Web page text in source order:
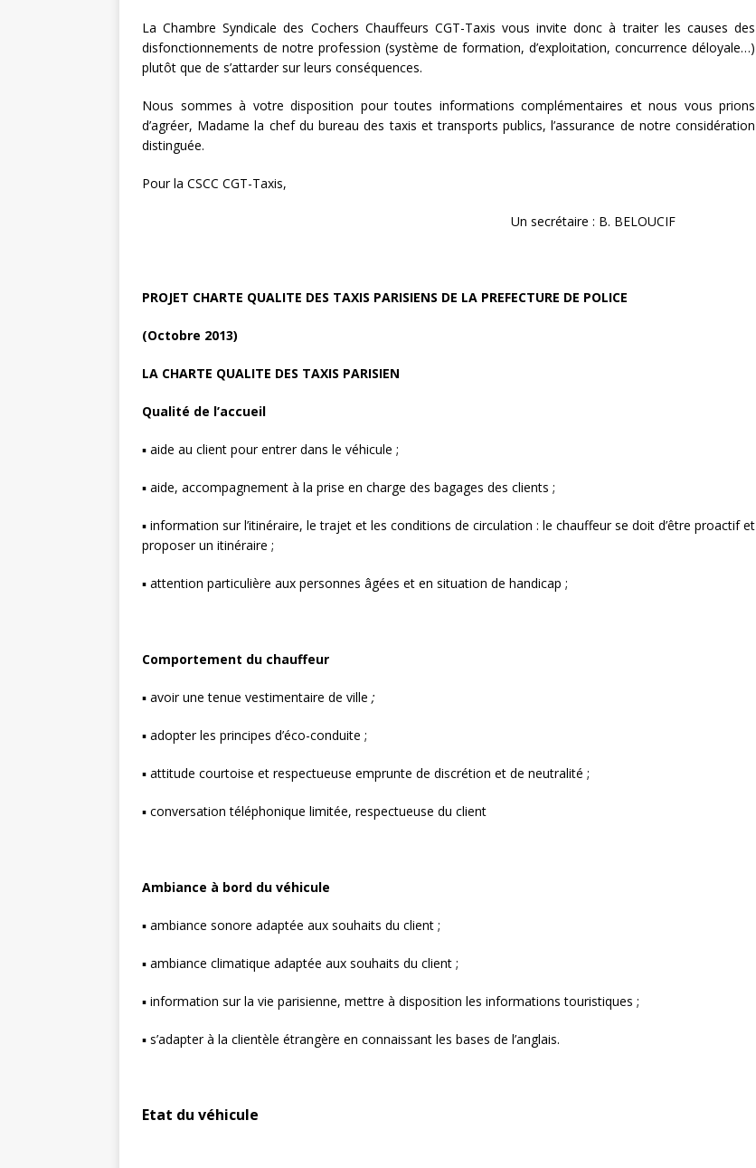
La Chambre Syndicale des Cochers Chauffeurs CGT-Taxis vous invite donc à traiter les causes des
disfonctionnements de notre profession (système de formation, d’exploitation, concurrence déloyale…)
plutôt que de s’attarder sur leurs conséquences.
Nous sommes à votre disposition pour toutes informations complémentaires et nous vous prions
d’agréer, Madame la chef du bureau des taxis et transports publics, l’assurance de notre considération
distinguée.
Pour la CSCC CGT-Taxis,
Un secrétaire : B. BELOUCIF
PROJET CHARTE QUALITE DES TAXIS PARISIENS DE LA PREFECTURE DE POLICE
(Octobre 2013)
LA CHARTE QUALITE DES TAXIS PARISIEN
Qualité de l’accueil
▪ aide au client pour entrer dans le véhicule ;
▪ aide, accompagnement à la prise en charge des bagages des clients ;
▪ information sur l’itinéraire, le trajet et les conditions de circulation : le chauffeur se doit d’être proactif et
proposer un itinéraire ;
▪ attention particulière aux personnes âgées et en situation de handicap ;
Comportement du chauffeur
▪ avoir une tenue vestimentaire de ville ;
▪ adopter les principes d’éco-conduite ;
▪ attitude courtoise et respectueuse emprunte de discrétion et de neutralité ;
▪ conversation téléphonique limitée, respectueuse du client
Ambiance à bord du véhicule
▪ ambiance sonore adaptée aux souhaits du client ;
▪ ambiance climatique adaptée aux souhaits du client ;
▪ information sur la vie parisienne, mettre à disposition les informations touristiques ;
▪ s’adapter à la clientèle étrangère en connaissant les bases de l’anglais.
Etat du véhicule